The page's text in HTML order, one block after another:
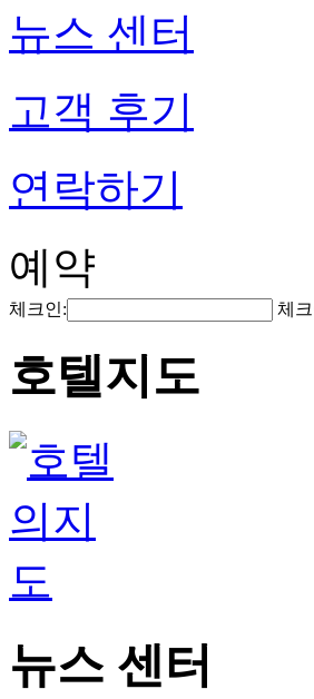
뉴스 센터
고객 후기
연락하기
예약
체크인: 체
호텔지도
뉴스 센터